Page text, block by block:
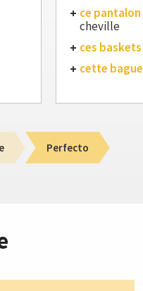
ce pantalon
cheville
ces baskets
cette bague
Perfecto